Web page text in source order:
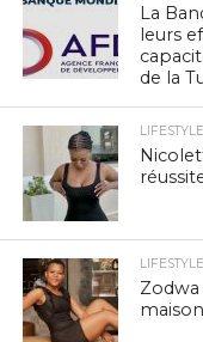
La
leurs
de la
LIFESTYLE
LIFESTYLE